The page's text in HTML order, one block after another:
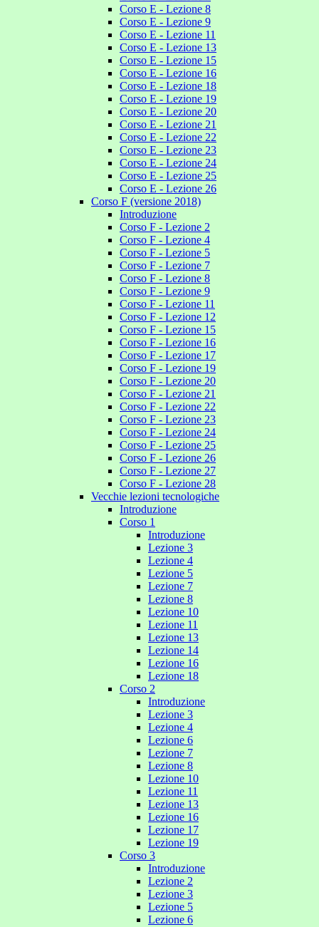
Corso E - Lezione 8
Corso E - Lezione 9
Corso E - Lezione 11
Corso E - Lezione 13
Corso E - Lezione 15
Corso E - Lezione 16
Corso E - Lezione 18
Corso E - Lezione 19
Corso E - Lezione 20
Corso E - Lezione 21
Corso E - Lezione 22
Corso E - Lezione 23
Corso E - Lezione 24
Corso E - Lezione 25
Corso E - Lezione 26
Corso F (versione 2018)
Introduzione
Corso F - Lezione 2
Corso F - Lezione 4
Corso F - Lezione 5
Corso F - Lezione 7
Corso F - Lezione 8
Corso F - Lezione 9
Corso F - Lezione 11
Corso F - Lezione 12
Corso F - Lezione 15
Corso F - Lezione 16
Corso F - Lezione 17
Corso F - Lezione 19
Corso F - Lezione 20
Corso F - Lezione 21
Corso F - Lezione 22
Corso F - Lezione 23
Corso F - Lezione 24
Corso F - Lezione 25
Corso F - Lezione 26
Corso F - Lezione 27
Corso F - Lezione 28
Vecchie lezioni tecnologiche
Introduzione
Corso 1
Introduzione
Lezione 3
Lezione 4
Lezione 5
Lezione 7
Lezione 8
Lezione 10
Lezione 11
Lezione 13
Lezione 14
Lezione 16
Lezione 18
Corso 2
Introduzione
Lezione 3
Lezione 4
Lezione 6
Lezione 7
Lezione 8
Lezione 10
Lezione 11
Lezione 13
Lezione 16
Lezione 17
Lezione 19
Corso 3
Introduzione
Lezione 2
Lezione 3
Lezione 5
Lezione 6